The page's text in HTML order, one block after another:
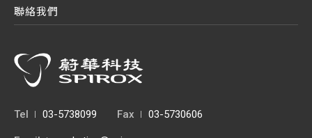
聯絡我們
Tel 03-5738099 Fax 03-5730606